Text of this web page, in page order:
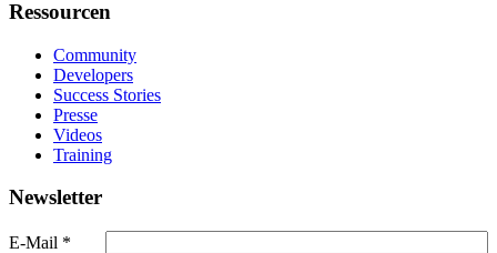
Ressourcen
Community
Developers
Success Stories
Presse
Videos
Training
Newsletter
E-Mail *